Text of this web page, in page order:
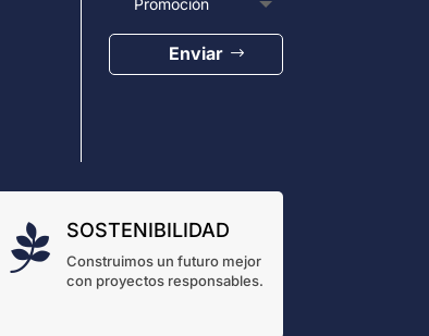
Enviar
 SOSTENIBILIDAD
Construimos un futuro mejor
con proyectos responsables.